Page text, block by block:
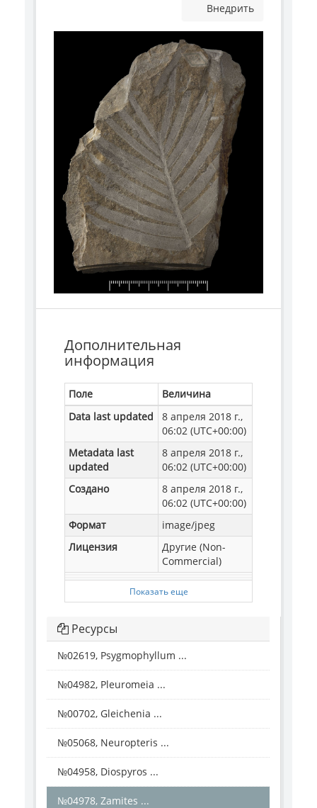
Внедрить
Дополнительная
информация
Поле
Величина
Data last updated
8 апреля 2018 г.,
06:02 (UTC+00:00)
Metadata last
updated
8 апреля 2018 г.,
06:02 (UTC+00:00)
Создано
8 апреля 2018 г.,
06:02 (UTC+00:00)
Формат
image/jpeg
Лицензия
Другие (Non-
Commercial)
Показать еще
Ресурсы
№02619, Psygmophyllum ...
№04982, Pleuromeia ...
№00702, Gleichenia ...
№05068, Neuropteris ...
№04958, Diospyros ...
№04978, Zamites ...